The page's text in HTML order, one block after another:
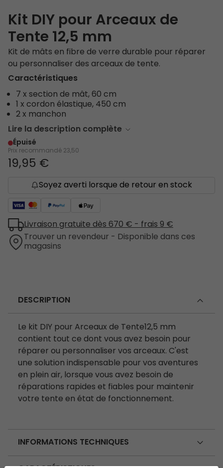
Kit DIY pour Arceaux de
Tente 12,5 mm
Kit de mâts en fibre de verre durable pour réparer
ou personnaliser des arceaux de tente.
Caractéristiques
7 x section de mât, 60 cm
1 x cordon élastique, 450 cm
2 x manchon
Lire la description complète
Épuisé
Prix recommandé 23,50
19,95 €
Soyez averti lorsque de retour en stock
Livraison gratuite dès 670 € - frais 9 €
Trouver un revendeur - Disponible dans ces
magasins
DESCRIPTION
Le kit DIY pour Arceaux de Tente12,5 mm
contient tout ce dont vous avez besoin pour
réparer ou personnaliser vos arceaux. C'est
une solution indispensable pour vos aventures
en plein air, lorsque vous avez besoin de
réparations rapides et fiables pour maintenir
votre tente en état de fonctionnement.
INFORMATIONS TECHNIQUES